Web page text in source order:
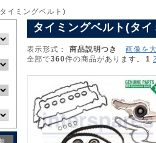
イミングベルト)
タイミングベルト(タ
表示形式： 商品説明つき 画像を
全部で360件の商品があります。 1